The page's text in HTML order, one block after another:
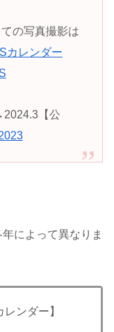
の写真撮影は
カレンダー
【公
によって異なりま
ンダー】